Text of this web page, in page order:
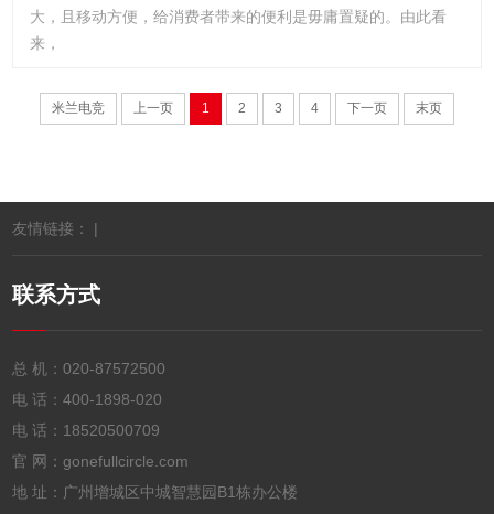
大，且移动方便，给消费者带来的便利是毋庸置疑的。由此看
来，
米兰电竞 上一页 1 2 3 4 下一页 末页
友情链接： |
联系方式
总 机：020-87572500
电 话：400-1898-020
电 话： 18520500709
官 网：gonefullcircle.com
地 址：广州增城区中城智慧园B1栋办公楼